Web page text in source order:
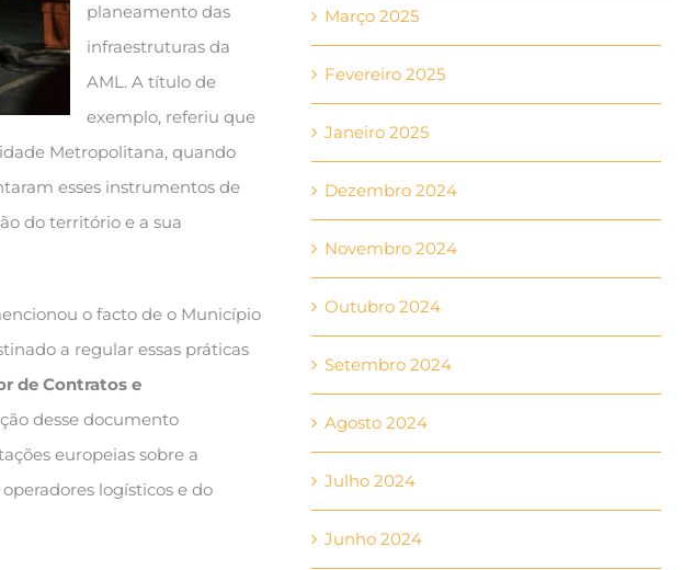
planeamento das
infraestruturas da
AML. A título de
exemplo, referiu que
Metropolitana, quando
esses instrumentos de
do território e a sua
o facto de o Município
a regular essas práticas
de Contratos e
desse documento
europeias sobre a
logísticos e do
Março 2025
Fevereiro 2025
Janeiro 2025
Dezembro 2024
Novembro 2024
Outubro 2024
Setembro 2024
Agosto 2024
Julho 2024
Junho 2024